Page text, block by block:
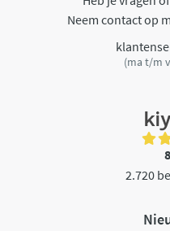
Neem contact op
(ma t/m
2.720